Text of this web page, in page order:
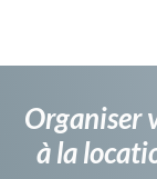
Organiser
à la